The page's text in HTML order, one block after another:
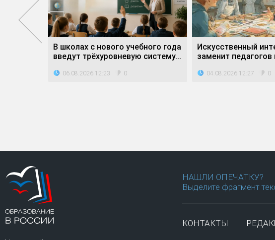
В школах с нового учебного года
введут трёхуровневую систему...
06.08.2026 12:23 0
Искусственный
заменит педагогов
04.08.2026 12:27 0
НАШЛИ ОПЕЧАТКУ?
Выделите фрагмент
КОНТАКТЫ